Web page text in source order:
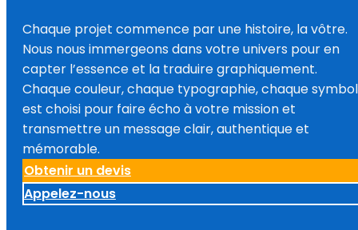
Chaque projet commence par une histoire, la vôtre.
Nous nous immergeons dans votre univers pour en
capter l’essence et la traduire graphiquement.
Chaque couleur, chaque typographie, chaque
est choisi pour faire écho à votre mission et
transmettre un message clair, authentique et
mémorable.
Obtenir un devis
Appelez-nous